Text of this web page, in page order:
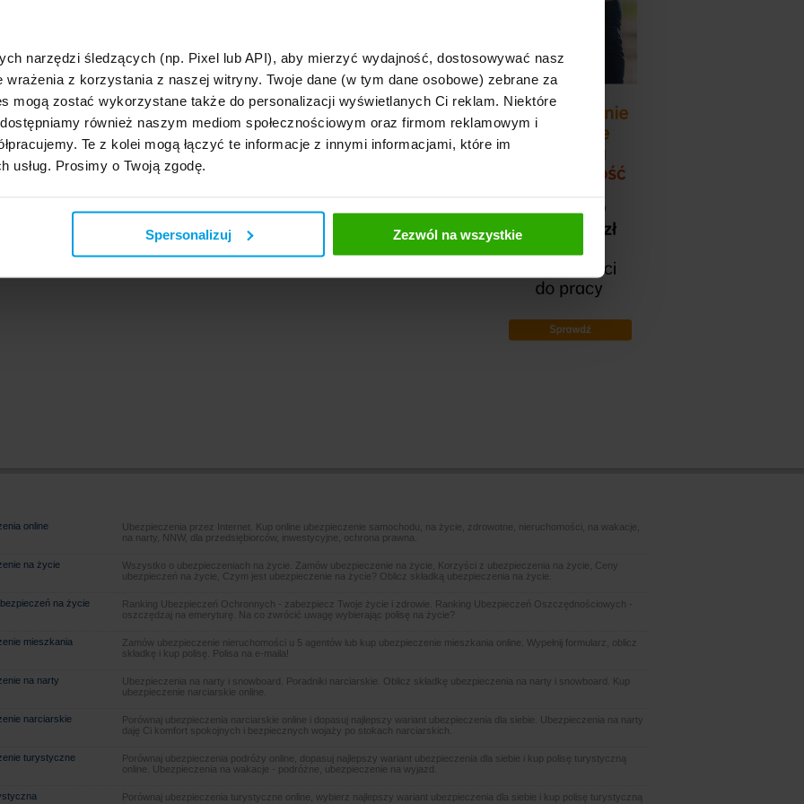
narzędzi śledzących (np. Pixel lub API), aby mierzyć wydajność, dostosowywać nasz
wrażenia z korzystania z naszej witryny. Twoje dane (w tym dane osobowe) zebrane za
mogą zostać wykorzystane także do personalizacji wyświetlanych Ci reklam. Niektóre
również naszym mediom społecznościowym oraz firmom reklamowym i
Te z kolei mogą łączyć te informacje z innymi informacjami, które im
usług. Prosimy o Twoją zgodę.
Spersonalizuj Zezwól na wszystkie
bezpiecznie!
online
Ubezpieczenia przez Internet. Kup online ubezpieczenie samochodu, na życie, zdrowotne, nieruchomości, na wakacje,
na narty, NNW, dla przedsiębiorców, inwestycyjne, ochrona prawna.
na życie
Wszystko o ubezpieczeniach na życie. Zamów ubezpieczenie na życie, Korzyści z ubezpieczenia na życie, Ceny
ubezpieczeń na życie, Czym jest ubezpieczenie na życie? Oblicz składką ubezpieczenia na życie.
na życie
Ranking Ubezpieczeń Ochronnych - zabezpiecz Twoje życie i zdrowie. Ranking Ubezpieczeń Oszczędnościowych -
oszczędzaj na emeryturę. Na co zwrócić uwagę wybierając polisę na życie?
mieszkania
Zamów ubezpieczenie nieruchomości u 5 agentów lub kup ubezpieczenie mieszkania online. Wypełnij formularz, oblicz
składkę i kup polisę. Polisa na e-maila!
na narty
Ubezpieczenia na narty i snowboard. Poradniki narciarskie. Oblicz składkę ubezpieczenia na narty i snowboard. Kup
ubezpieczenie narciarskie online.
narciarskie
Porównaj ubezpieczenia narciarskie online i dopasuj najlepszy wariant ubezpieczenia dla siebie. Ubezpieczenia na narty
daję Ci komfort spokojnych i bezpiecznych wojaży po stokach narciarskich.
turystyczne
Porównaj ubezpieczenia podróży online, dopasuj najlepszy wariant ubezpieczenia dla siebie i kup polisę turystyczną
online. Ubezpieczenia na wakacje - podróżne, ubezpieczenie na wyjazd.
Porównaj ubezpieczenia turystyczne online, wybierz najlepszy wariant ubezpieczenia dla siebie i kup polisę turystyczną